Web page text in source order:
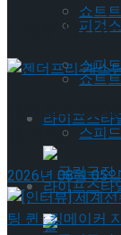
쇼트
스피
라이프스타
피겨
쇼트
스피
라이프스타
이번주 인기뉴
젠더프리 캐
2026년 08월 05일